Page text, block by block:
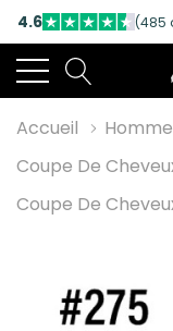
4.6 (485
Accueil
Homme
Coupe De
Coupe De